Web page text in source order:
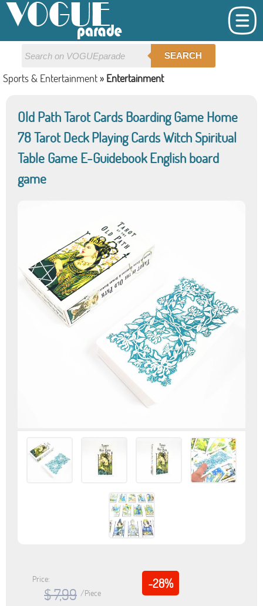
SEARCH
Sports & Entertainment » Entertainment
Old Path Tarot Cards Boarding Game Home
78 Tarot Deck Playing Cards Witch Spiritual
Table Game E-Guidebook English board
game
-28%
Price:
$ 7,99 /Piece